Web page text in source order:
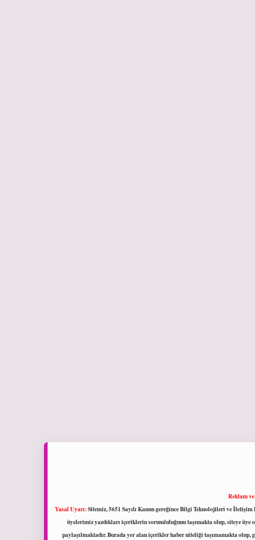
Reklam
Yasal Uyarı:Sitemiz, 5651 Sayılı Kanun gereğince Bilgi Teknolojileri ve
üyelerimiz yazdıkları içeriklerin sorumluluğunu taşımakta olup, siteye üye
paylaşılmaktadır. Burada yer alan içerikler haber niteliği taşımamakta olup,